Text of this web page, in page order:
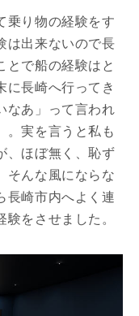
乗り物の経験をす
は出来ないので長
とで船の経験はと
に長崎へ行ってき
なあ」って言われ
。実を言うと私も
、ほぼ無く、恥ず
そんな風にならな
長崎市内へよく連
をさせました。